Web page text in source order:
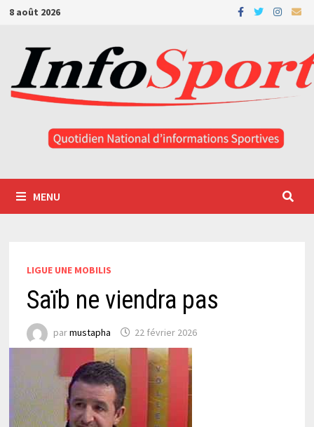
Passer
contenu
8 août 2026
MENU
LIGUE UNE MOBILIS
Saïb ne viendra pas
parmustapha 22 février 2026